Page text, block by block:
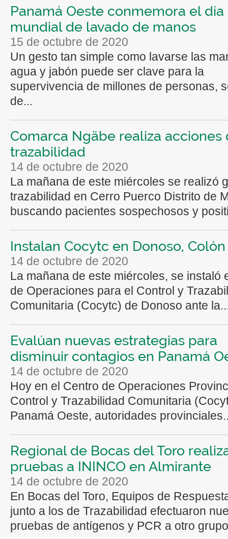
Panamá Oeste conmemora el día
mundial de lavado de manos
15 de octubre de 2020
Un gesto tan simple como lavarse las
agua y jabón puede ser clave para la
supervivencia de millones de personas,
de...
Comarca Ngäbe realiza acciones
trazabilidad
14 de octubre de 2020
La mañana de este miércoles se realizó
trazabilidad en Cerro Puerco Distrito de
buscando pacientes sospechosos y
Instalan Cocytc en Donoso, Colón
14 de octubre de 2020
La mañana de este miércoles, se instaló
de Operaciones para el Control y
Comunitaria (Cocytc) de Donoso ante
Evalúan nuevas estrategias para
disminuir contagios en Panamá
14 de octubre de 2020
Hoy en el Centro de Operaciones
Control y Trazabilidad Comunitaria
Panamá Oeste, autoridades
Regional de Bocas del Toro
pruebas a ININCO en Almirante
14 de octubre de 2020
En Bocas del Toro, Equipos de
junto a los de Trazabilidad efectuaron
pruebas de antígenos y PCR a otro